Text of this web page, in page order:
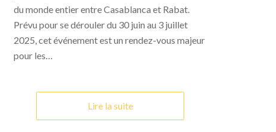
du monde entier entre Casablanca et Rabat.
Prévu pour se dérouler du 30 juin au 3 juillet
2025, cet événement est un rendez-vous majeur
pour les…
Lire la suite